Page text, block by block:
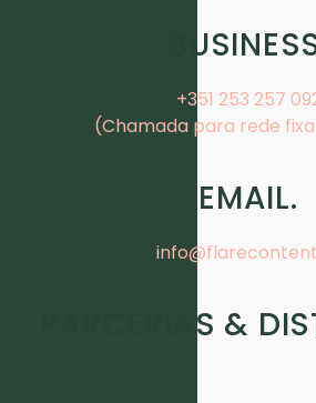
+351 253 257
(Chamada para rede
EMAIL.
PARCERIAS &